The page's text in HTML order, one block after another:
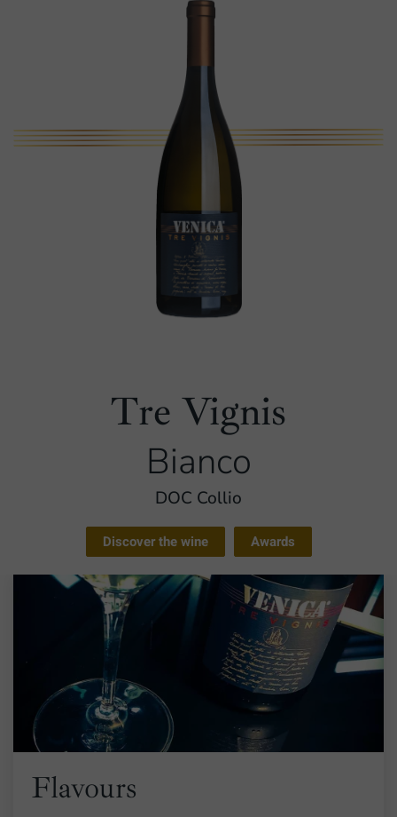
Tre Vignis
Bianco
DOC Collio
Discover the wine Awards
Flavours